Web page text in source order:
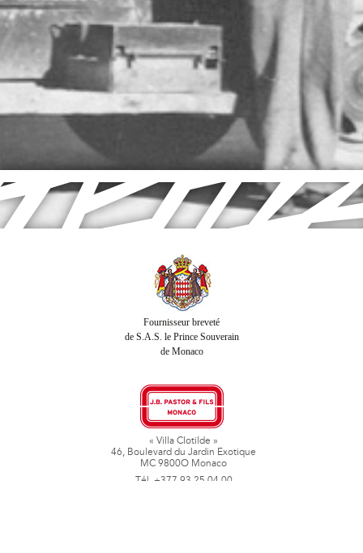
Fournisseur breveté
de S.A.S. le Prince Souverain
de Monaco
« Villa Clotilde »
46, Boulevard du Jardin Exotique
MC 9800O Monaco
Tél. +377 93 25 04 00